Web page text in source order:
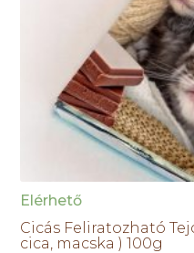
Elérhető
Cicás Feliratozható
cica, macska ) 100g